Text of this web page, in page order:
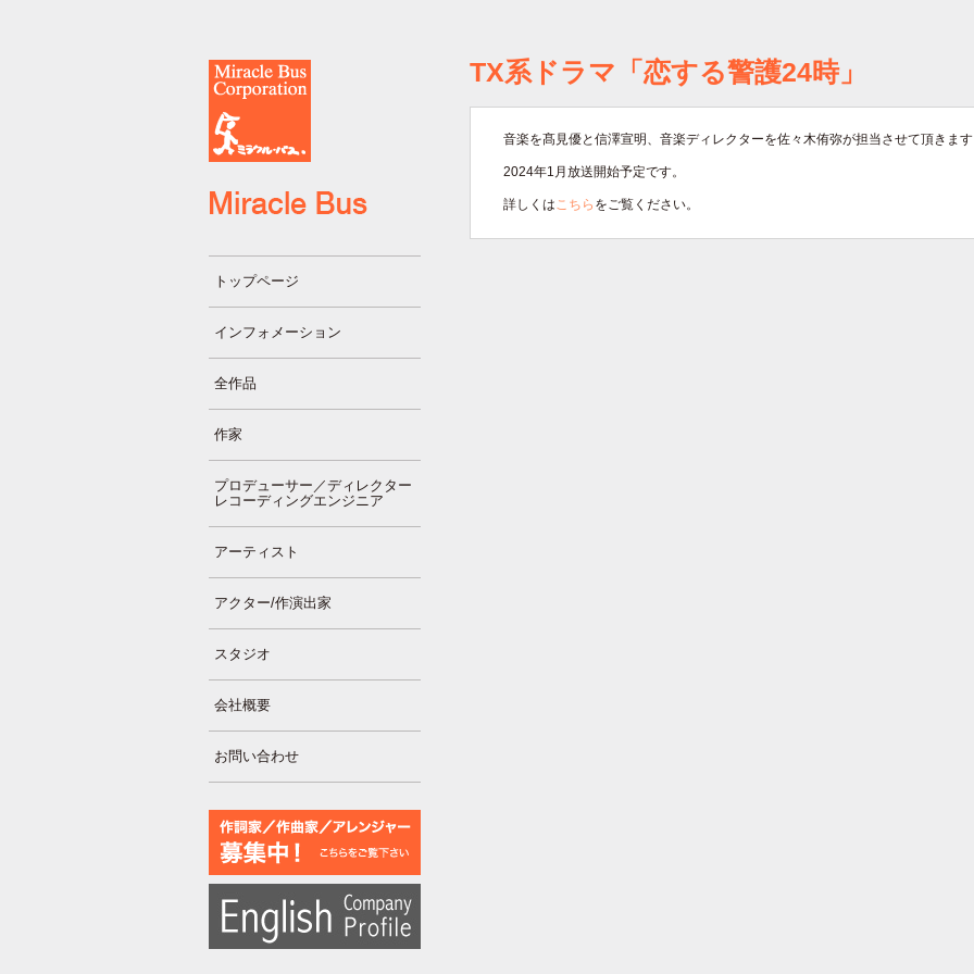
トップページ
インフォメーション
全作品
作家
プロデューサー／ディレクター
レコーディングエンジニア
アーティスト
アクター/作演出家
スタジオ
会社概要
お問い合わせ
TX系ドラマ「恋する警護24時」
音楽を髙見優と信澤宣明、音楽ディレクターを佐々木侑弥が担当させて頂きま
2024年1月放送開始予定です。
詳しくはこちら をご覧ください。